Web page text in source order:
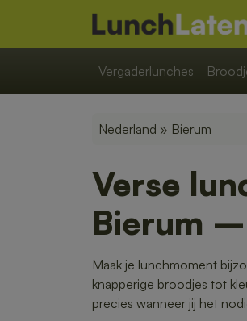
Vergaderlunches
Nederland » Bierum
Verse
Bierum
Maak je lunchmoment
knapperige broodjes tot
precies wanneer jij het